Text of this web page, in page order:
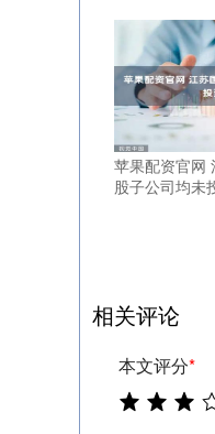
苹果配资官网
股子公司均未
相关评论
本文评分*